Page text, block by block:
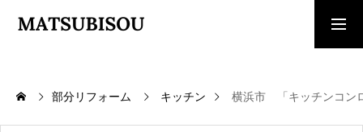
部分リフォーム キッチン 横浜市 「キッチンコン